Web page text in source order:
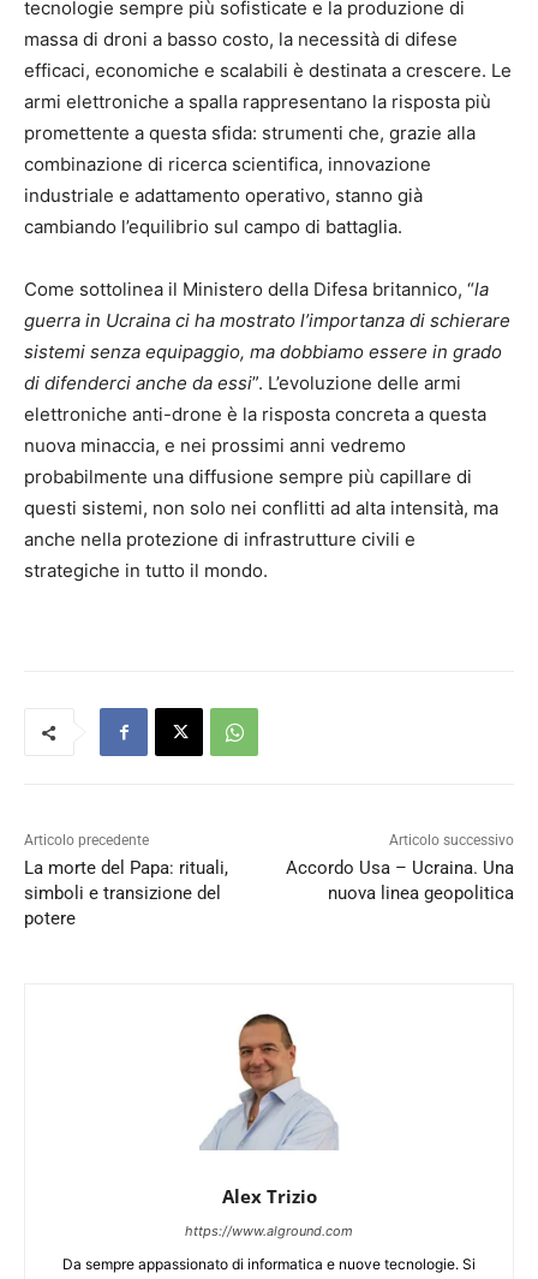
tecnologie sempre più sofisticate e la produzione di
massa di droni a basso costo, la necessità di difese
efficaci, economiche e scalabili è destinata a crescere. Le
armi elettroniche a spalla rappresentano la risposta più
promettente a questa sfida: strumenti che, grazie alla
combinazione di ricerca scientifica, innovazione
industriale e adattamento operativo, stanno già
cambiando l’equilibrio sul campo di battaglia.
Come sottolinea il Ministero della Difesa britannico, “la
guerra in Ucraina ci ha mostrato l’importanza di schierare
sistemi senza equipaggio, ma dobbiamo essere in grado
di difenderci anche da essi”. L’evoluzione delle armi
elettroniche anti-drone è la risposta concreta a questa
nuova minaccia, e nei prossimi anni vedremo
probabilmente una diffusione sempre più capillare di
questi sistemi, non solo nei conflitti ad alta intensità, ma
anche nella protezione di infrastrutture civili e
strategiche in tutto il mondo.
Articolo precedente
La morte del Papa: rituali,
simboli e transizione del
potere
Articolo successivo
Accordo Usa – Ucraina. Una
nuova linea geopolitica
Alex Trizio
https://www.alground.com
Da sempre appassionato di informatica e nuove tecnologie. Si